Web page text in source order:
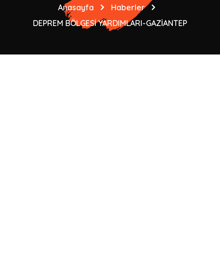
Anasayfa
Haberler
DEPREM BÖLGESİ YARDIMLARI-GAZİANTEP